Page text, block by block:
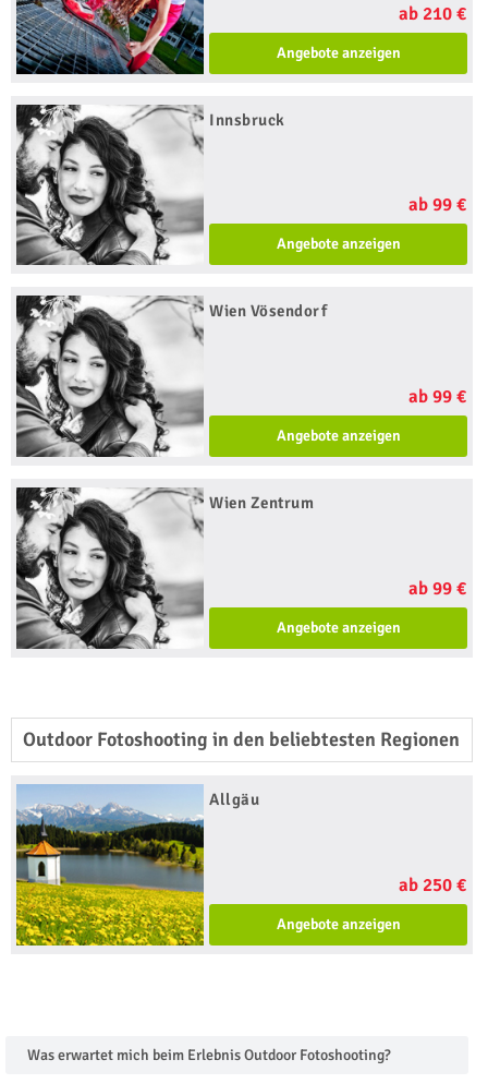
ab 210 €
Angebote anzeigen
Innsbruck
ab 99 €
Angebote anzeigen
Wien Vösendorf
ab 99 €
Angebote anzeigen
Wien Zentrum
ab 99 €
Angebote anzeigen
Outdoor Fotoshooting in den beliebtesten Regionen
Allgäu
ab 250 €
Angebote anzeigen
Was erwartet mich beim Erlebnis Outdoor Fotoshooting?